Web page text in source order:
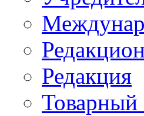
Редакция
Товарный